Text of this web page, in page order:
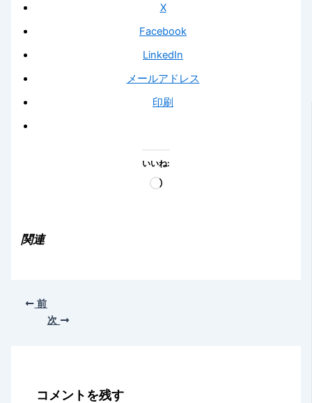
X
Facebook
LinkedIn
メールアドレス
印刷
いいね:
読
関連
前
次
コメントを残す